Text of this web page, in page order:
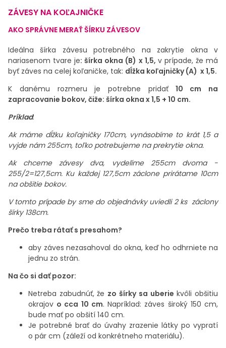
ZÁVESY NA KOĽAJNIČKE
AKO SPRÁVNE MERAŤ ŠÍRKU ZÁVESOV
Ideálna šírka závesu potrebného na zakrytie okna v
nariasenom tvare je: šírka okna (B) x 1,5, v prípade, že má
byť záves na celej koľaničke, tak: dĺžka koľajničky (A) x 1,5.
K danému rozmeru je potrebne pridať10 cm na
zapracovanie bokov, čiže: šírka okna x 1,5 + 10 cm.
Príklad:
Ak máme dĺžku koľajničky 170cm, vynásobíme to krát 1,5 a
vyjde nám 255cm, toľko potrebujeme na prekrytie okna.
Ak chceme závesy dva, vydelíme 255cm dvoma -
255/2=127,5cm. Ku každej 127,5cm záclone prirátame 10cm
na obšitie bokov.
V tomto prípade by sme do objednávky uviedli 2 ks záclony
šírky 138cm.
Prečo treba rátať s presahom?
aby záves nezasahoval do okna, keď ho odhrniete na
jednu zo strán.
Na čo si dať pozor:
Netreba zabudnúť, že zo šírky sa uberie kvôli obšitiu
okrajov o cca 10 cm.Napríklad: záves široký 150 cm,
bude mať po obšití 140 cm.
Je potrebné brať do úvahy zrazenie látky po vypratí
o pár cm (záleží od konkrétneho materiálu).